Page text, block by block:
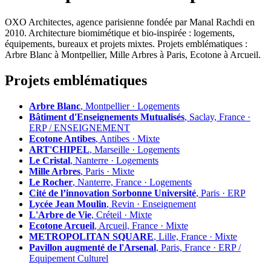
OXO Architectes, agence parisienne fondée par Manal Rachdi en
2010. Architecture biomimétique et bio-inspirée : logements,
équipements, bureaux et projets mixtes. Projets emblématiques :
Arbre Blanc à Montpellier, Mille Arbres à Paris, Ecotone à Arcueil.
Projets emblématiques
Arbre Blanc, Montpellier · Logements
Bâtiment d'Enseignements Mutualisés, Saclay, France ·
ERP / ENSEIGNEMENT
Ecotone Antibes, Antibes · Mixte
ART'CHIPEL, Marseille · Logements
Le Cristal, Nanterre · Logements
Mille Arbres, Paris · Mixte
Le Rocher, Nanterre, France · Logements
Cité de l’innovation Sorbonne Université, Paris · ERP
Lycée Jean Moulin, Revin · Enseignement
L'Arbre de Vie, Créteil · Mixte
Ecotone Arcueil, Arcueil, France · Mixte
METROPOLITAN SQUARE, Lille, France · Mixte
Pavillon augmenté de l'Arsenal, Paris, France · ERP /
Equipement Culturel